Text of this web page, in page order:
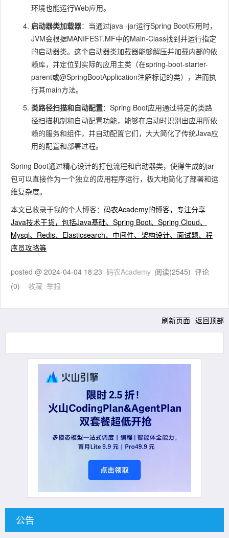
环境也能运行Web应用。
启动器类加载器：当通过java -jar运行Spring Boot应用时，
JVM会根据MANIFEST.MF中的Main-Class找到并运行指定
的启动器类。这个启动器类加载器能够解压并加载内部的依
赖库，并定位到实际的应用主类（在spring-boot-starter-
parent或@SpringBootApplication注解标记的类），进而执
行其main方法。
类路径扫描和自动配置：Spring Boot应用通过特定的类路
径扫描机制和自动配置功能，能够在启动时识别出应用所依
赖的服务和组件，并自动配置它们，大大简化了传统Java应
用的配置和部署过程。
Spring Boot通过精心设计的打包流程和启动器类，使得生成的jar
包可以直接作为一个独立的应用程序运行，极大地简化了部署和运
维复杂度。
本文已收录于我的个人博客： 码农Academy的博客，专注分享
Java技术干货，包括Java基础、Spring Boot、Spring Cloud、
Mysql、Redis、Elasticsearch、中间件、架构设计、面试题、程
序员攻略等
posted @ 2024-04-04 18:23 码农Academy 阅读(2545) 评论
(0) 收藏 举报
刷新页面 返回顶部
公告